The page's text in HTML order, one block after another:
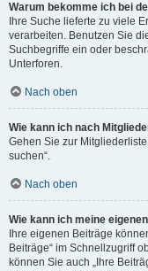
Warum bekomme ich bei
Ihre Suche lieferte zu viele
verarbeiten. Benutzen Sie
Suchbegriffe ein oder
Unterforen.
Nach oben
Wie kann ich nach
Gehen Sie zur
suchen“.
Nach oben
Wie kann ich meine
Ihre eigenen Beiträge
Beiträge“ im Schnellzugriff
können Sie auch „Ihre